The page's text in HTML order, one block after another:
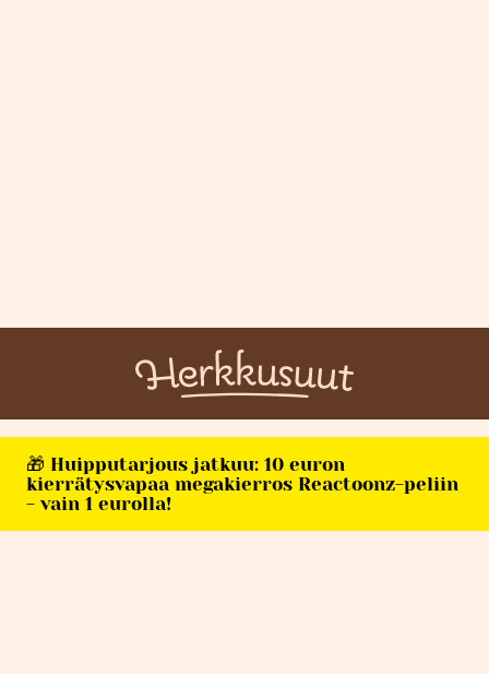
🎁 Huipputarjous jatkuu: 10 euron
kierrätysvapaa megakierros Reactoonz-peliin
- vain 1 eurolla!